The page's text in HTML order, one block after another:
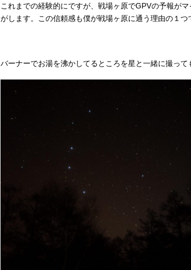
これまでの経験的にですが、戦場ヶ原でGPVの予報が
がします。この信頼感も僕が戦場ヶ原に通う理由の１つ
バーナーでお湯を沸かしてるところを星と一緒に撮って